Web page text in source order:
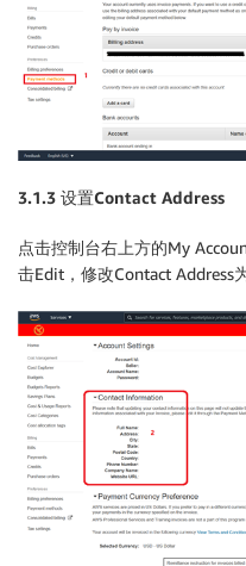
3.1.3 设置Contact Address
点击控制台右上方的My
击Edit，修改Contact Address